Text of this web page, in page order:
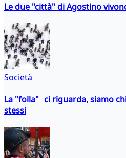
Le due "città" di Agostino
Società
La "folla" ci riguarda, siamo
stessi